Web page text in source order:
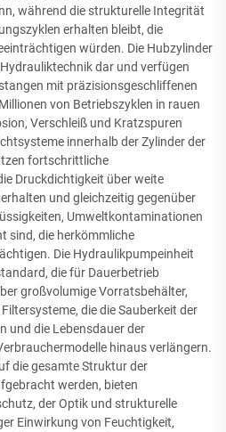
während die strukturelle Integrität
erhalten bleibt, die
würden. Die Hubzylinder
dar und verfügen
mit präzisionsgeschliffenen
von Betriebszyklen in rauen
Verschleiß und Kratzspuren
innerhalb der Zylinder der
fortschrittliche
Druckdichtigkeit über weite
und gleichzeitig gegenüber
Umweltkontaminationen
sind, die herkömmliche
Die Hydraulikpumpeinheit
die für Dauerbetrieb
großvolumige Vorratsbehälter,
die die Sauberkeit der
und die Lebensdauer der
hinaus verlängern.
die gesamte Struktur der
werden, bieten
der Optik und strukturelle
Einwirkung von Feuchtigkeit,